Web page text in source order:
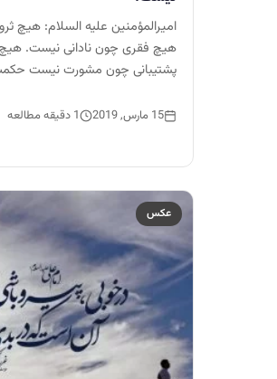
امیرالمؤمنین علیه السلام: هيچ
هيچ فقرى چون نادانى نيست.
پشتيبانى چون مشورت نيست
15 مارس, 2019 1 دقیقه مطالعه
عکس